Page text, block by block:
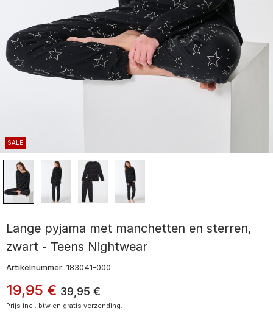
SALE
Lange pyjama met manchetten en sterren,
zwart - Teens Nightwear
Artikelnummer: 183041-000
19,95 € 39,95 €
Prijs incl. btw en gratis verzending.